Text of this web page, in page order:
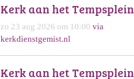
Kerk aan het Tempsplein
zo 23 aug 2026 om 10:00 via
kerkdienstgemist.nl
Kerk aan het Tempsplein